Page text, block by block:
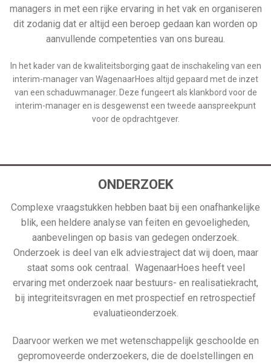
managers in met een rijke ervaring in het vak en organiseren
dit zodanig dat er altijd een beroep gedaan kan worden op
aanvullende competenties van ons bureau.
In het kader van de kwaliteitsborging gaat de inschakeling van een
interim-manager van WagenaarHoes altijd gepaard met de inzet
van een schaduwmanager. Deze fungeert als klankbord voor de
interim-manager en is desgewenst een tweede aanspreekpunt
voor de opdrachtgever.
ONDERZOEK
Complexe vraagstukken hebben baat bij een onafhankelijke
blik, een heldere analyse van feiten en gevoeligheden,
aanbevelingen op basis van gedegen onderzoek.
Onderzoek is deel van elk adviestraject dat wij doen, maar
staat soms ook centraal. WagenaarHoes heeft veel
ervaring met onderzoek naar bestuurs- en realisatiekracht,
bij integriteitsvragen en met prospectief en retrospectief
evaluatieonderzoek.
Daarvoor werken we met wetenschappelijk geschoolde en
gepromoveerde onderzoekers, die de doelstellingen en